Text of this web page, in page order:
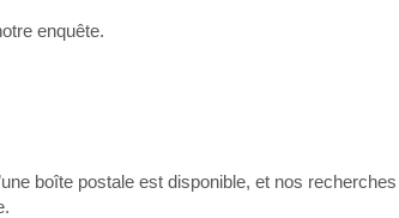
enquête.
boîte postale est disponible, et nos